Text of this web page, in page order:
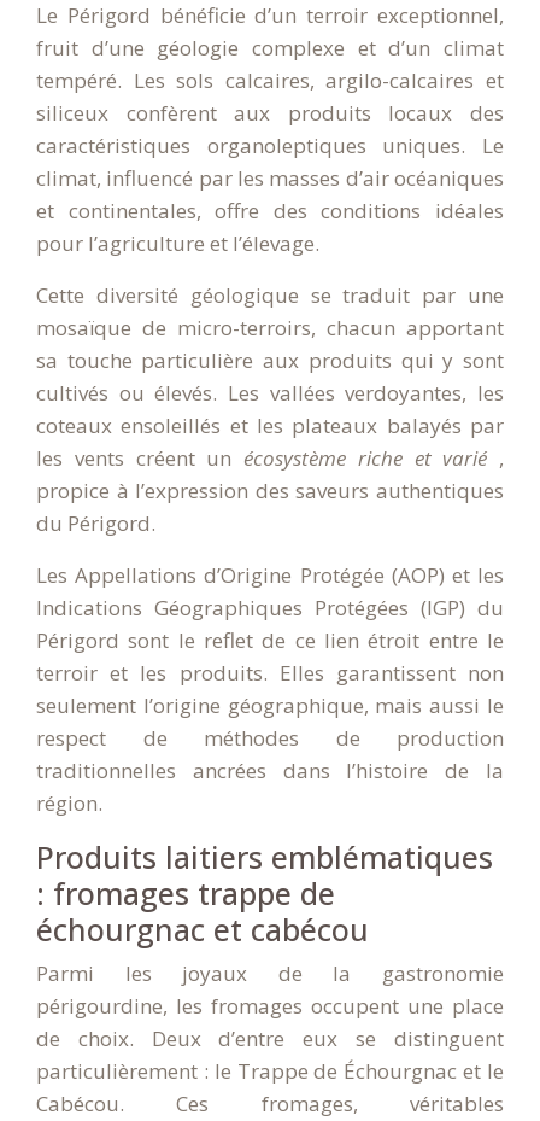
Le Périgord bénéficie d’un terroir exceptionnel,
fruit d’une géologie complexe et d’un climat
tempéré. Les sols calcaires, argilo-calcaires et
siliceux confèrent aux produits locaux des
caractéristiques organoleptiques uniques. Le
climat, influencé par les masses d’air océaniques
et continentales, offre des conditions idéales
pour l’agriculture et l’élevage.
Cette diversité géologique se traduit par une
mosaïque de micro-terroirs, chacun apportant
sa touche particulière aux produits qui y sont
cultivés ou élevés. Les vallées verdoyantes, les
coteaux ensoleillés et les plateaux balayés par
les vents créent un écosystème riche et varié ,
propice à l’expression des saveurs authentiques
du Périgord.
Les Appellations d’Origine Protégée (AOP) et les
Indications Géographiques Protégées (IGP) du
Périgord sont le reflet de ce lien étroit entre le
terroir et les produits. Elles garantissent non
seulement l’origine géographique, mais aussi le
respect de méthodes de production
traditionnelles ancrées dans l’histoire de la
région.
Produits laitiers emblématiques
: fromages trappe de
échourgnac et cabécou
Parmi les joyaux de la gastronomie
périgourdine, les fromages occupent une place
de choix. Deux d’entre eux se distinguent
particulièrement : le Trappe de Échourgnac et le
Cabécou. Ces fromages, véritables